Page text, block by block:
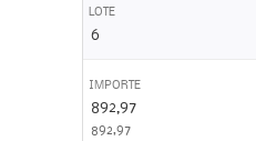
LOTE
6
IMPORTE
892,97
892,97